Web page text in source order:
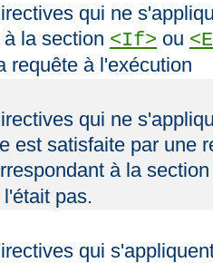
qui ne
la section <If> ou
requête à l'exécution
qui ne
est satisfaite par une
à la
pas.
qui